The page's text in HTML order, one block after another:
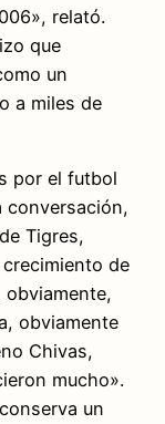
relató.
que
un
a miles de
por el futbol
conversación,
Tigres,
de
obviamente,
obviamente
Chivas,
mucho».
un